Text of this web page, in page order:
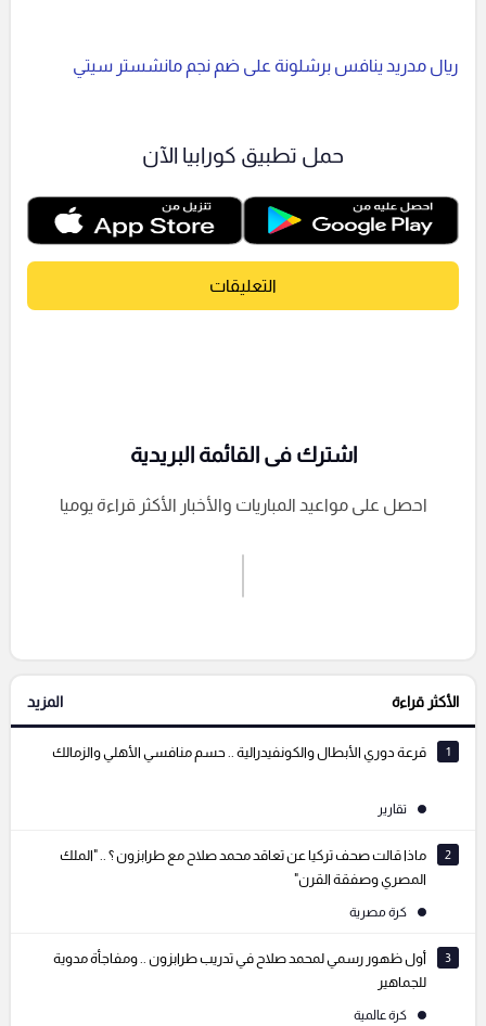
ريال مدريد ينافس برشلونة على ضم نجم مانشستر سيتي
حمل تطبيق كورابيا الآن
التعليقات
إرسال تعليق
التعليقات السابقة
اشترك فى القائمة البريدية
احصل على مواعيد المباريات والأخبار الأكثر قراءة يوميا
الأكثر قراءة المزيد
1 قرعة دوري الأبطال والكونفيدرالية .. حسم منافسي الأهلي والزمالك
تقارير
2
ماذا قالت صحف تركيا عن تعاقد محمد صلاح مع طرابزون ؟ .. "الملك
المصري وصفقة القرن"
كرة مصرية
3
أول ظهور رسمي لمحمد صلاح في تدريب طرابزون .. ومفاجأة مدوية
للجماهير
كرة عالمية